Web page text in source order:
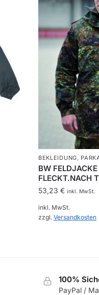
BEKLEIDUNG,
BW
FLECKT.NACH
53,23 € inkl. MwSt.
inkl. MwSt.
zzgl. Versandkosten
mehrere
Varianten
100%
PayPal /